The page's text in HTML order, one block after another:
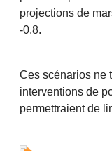
projections de
-0.8.
Ces scénarios ne
interventions de
permettraient de